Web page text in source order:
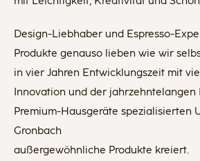
Design-Liebhaber und Espresso-
Produkte genauso lieben wie wir
in vier Jahren Entwicklungszeit mit
Innovation und der jahrzehntelangen
Premium-Hausgeräte spezialisierten
Gronbach
außergewöhnliche Produkte kreiert.